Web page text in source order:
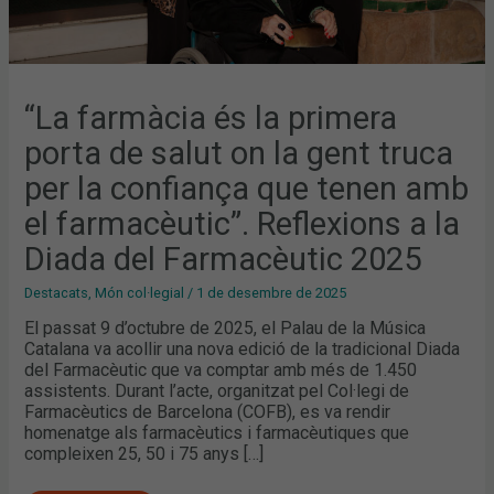
“La farmàcia és la primera
porta de salut on la gent truca
per la confiança que tenen amb
el farmacèutic”. Reflexions a la
Diada del Farmacèutic 2025
Destacats, Món col·legial / 1 de desembre de 2025
El passat 9 d’octubre de 2025, el Palau de la Música
Catalana va acollir una nova edició de la tradicional Diada
del Farmacèutic que va comptar amb més de 1.450
assistents. Durant l’acte, organitzat pel Col·legi de
Farmacèutics de Barcelona (COFB), es va rendir
homenatge als farmacèutics i farmacèutiques que
compleixen 25, 50 i 75 anys […]
EL
FARMACÈUTIC”.
REFLEXIONS
DIADA
DEL
FARMACÈUTIC
2025